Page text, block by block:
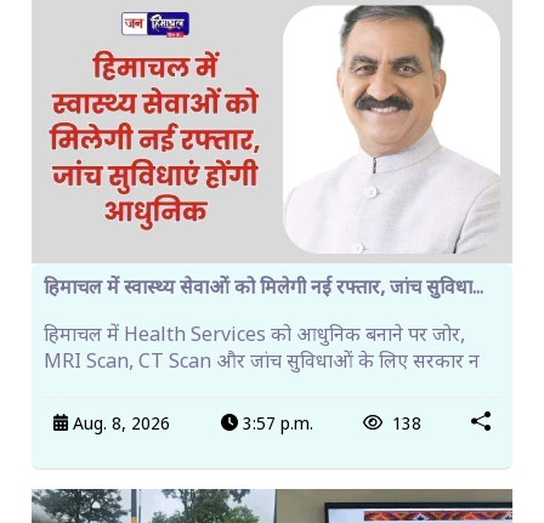
हिमाचल में स्वास्थ्य सेवाओं को मिलेगी नई रफ्तार, जांच सुविधा...
हिमाचल में Health Services को आधुनिक बनाने पर जोर,
MRI Scan, CT Scan और जांच सुविधाओं के लिए सरकार न
Aug. 8, 2026 3:57 p.m. 138